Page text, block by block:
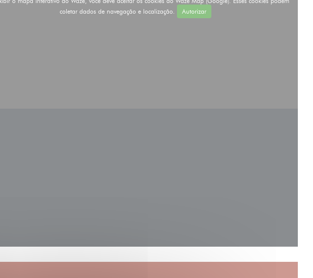
coletar dados de navegação e localização.
Autorizar